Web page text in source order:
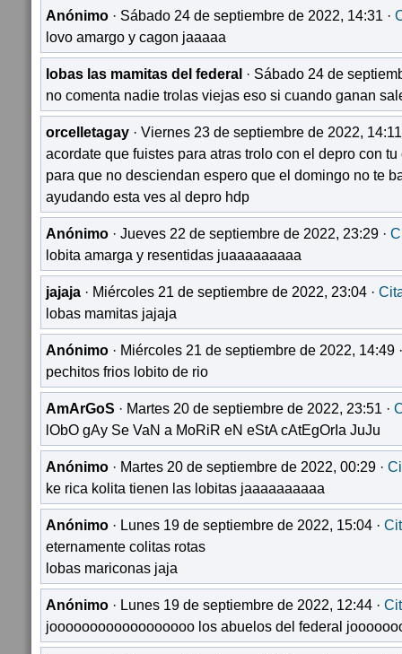
Anónimo · Sábado 24 de septiembre de 2022, 14:31 ·
lovo amargo y cagon jaaaaa
lobas las mamitas del federal · Sábado 24 de
no comenta nadie trolas viejas eso si cuando ganan
orcelletagay · Viernes 23 de septiembre de 2022,
acordate que fuistes para atras trolo con el depro con
para que no desciendan espero que el domingo no te
ayudando esta ves al depro hdp
Anónimo · Jueves 22 de septiembre de 2022, 23:29 ·
lobita amarga y resentidas juaaaaaaaaa
jajaja · Miércoles 21 de septiembre de 2022, 23:04 ·
lobas mamitas jajaja
Anónimo · Miércoles 21 de septiembre de 2022, 14:49
pechitos frios lobito de rio
AmArGoS · Martes 20 de septiembre de 2022, 23:51 ·
lObO gAy Se VaN a MoRiR eN eStA cAtEgOrIa JuJu
Anónimo · Martes 20 de septiembre de 2022, 00:29 ·
ke rica kolita tienen las lobitas jaaaaaaaaaa
Anónimo · Lunes 19 de septiembre de 2022, 15:04 ·
eternamente colitas rotas
lobas mariconas jaja
Anónimo · Lunes 19 de septiembre de 2022, 12:44 ·
joooooooooooooooooo los abuelos del federal